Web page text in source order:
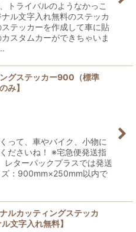
トライバルのようなかっこ
ル文字入れ無料のステッカ
テッカーを作成して車に貼
スタムカーができちゃいま
グステッカー900（標準
み】
って、車やバイク、小物に
ださいね！ ※宅急便発送指
レターパックプラスでは発送
：900mm×250mm以内で
ルカッティングステッカ
文字入れ無料】